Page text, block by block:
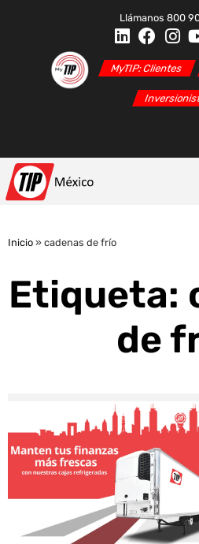
Llámanos 800
MyTIP: Clientes
Inicio » cadenas de frío
Etiqueta:
de